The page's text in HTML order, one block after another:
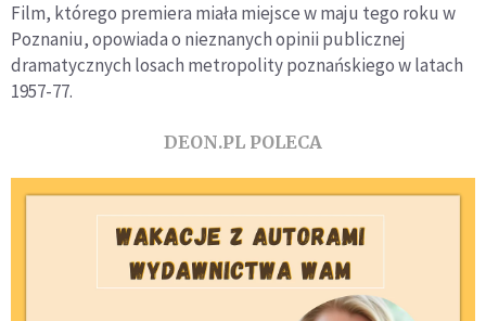
Film, którego premiera miała miejsce w maju tego roku w
Poznaniu, opowiada o nieznanych opinii publicznej
dramatycznych losach metropolity poznańskiego w latach
1957-77.
DEON.PL POLECA